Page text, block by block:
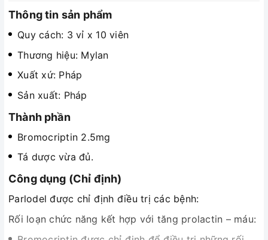
Thông tin sản phẩm
Quy cách: 3 vỉ x 10 viên
Thương hiệu: Mylan
Xuất xứ: Pháp
Sản xuất: Pháp
Thành phần
Bromocriptin 2.5mg
Tá dược vừa đủ.
Công dụng (Chỉ định)
Parlodel được chỉ định điều trị các bệnh:
Rối loạn chức năng kết hợp với tăng prolactin – máu: